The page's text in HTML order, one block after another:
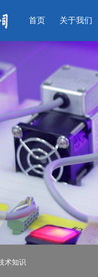
首页 关于我们
术知识